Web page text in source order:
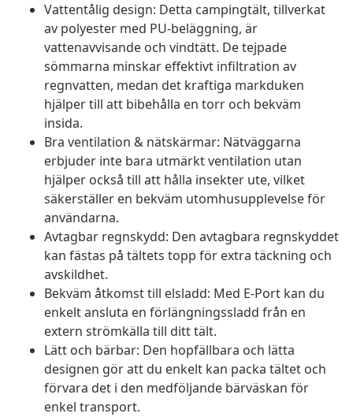
Vattentålig design: Detta campingtält, tillverkat
av polyester med PU-beläggning, är
vattenavvisande och vindtätt. De tejpade
sömmarna minskar effektivt infiltration av
regnvatten, medan det kraftiga markduken
hjälper till att bibehålla en torr och bekväm
insida.
Bra ventilation & nätskärmar: Nätväggarna
erbjuder inte bara utmärkt ventilation utan
hjälper också till att hålla insekter ute, vilket
säkerställer en bekväm utomhusupplevelse för
användarna.
Avtagbar regnskydd: Den avtagbara regnskyddet
kan fästas på tältets topp för extra täckning och
avskildhet.
Bekväm åtkomst till elsladd: Med E-Port kan du
enkelt ansluta en förlängningssladd från en
extern strömkälla till ditt tält.
Lätt och bärbar: Den hopfällbara och lätta
designen gör att du enkelt kan packa tältet och
förvara det i den medföljande bärväskan för
enkel transport.